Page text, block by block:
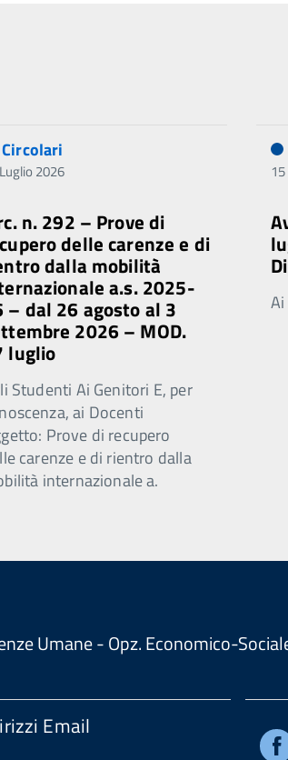
Circolari
2026
n. 292 – Prove di
delle carenze e di
dalla mobilità
a.s. 2025-
– dal 26 agosto al 3
2026 – MOD.
luglio
Studenti Ai Genitori E, per
ai Docenti
Prove di recupero
carenze e di rientro dalla
internazionale a.
Umane - Opz. Economico-
Email